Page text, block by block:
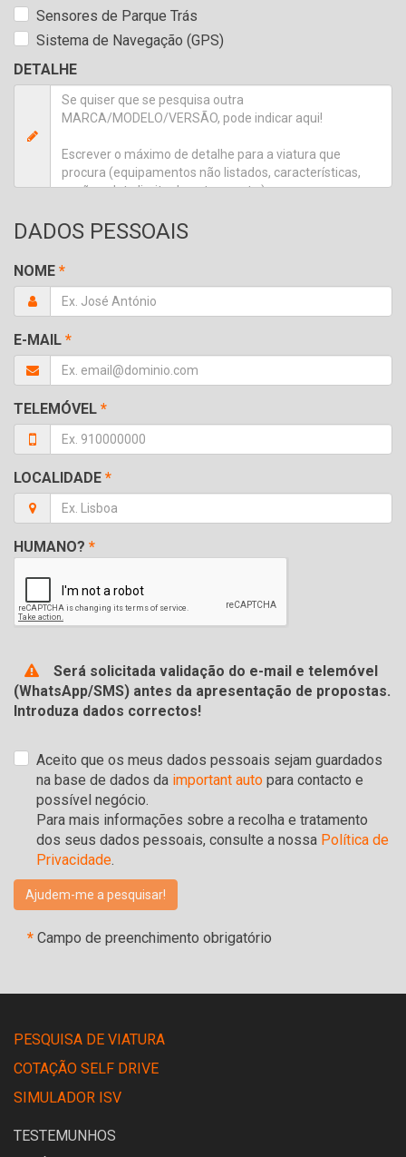
Sensores de Parque Trás
Sistema de Navegação (GPS)
DETALHE
DADOS PESSOAIS
NOME *
E-MAIL *
TELEMÓVEL *
LOCALIDADE *
HUMANO? *
Será solicitada validação do e-mail e telemóvel
(WhatsApp/SMS) antes da apresentação de propostas.
Introduza dados correctos!
Aceito que os meus dados pessoais sejam guardados
na base de dados da important auto para contacto e
possível negócio.
Para mais informações sobre a recolha e tratamento
dos seus dados pessoais, consulte a nossa Política de
Privacidade.
* Campo de preenchimento obrigatório
PESQUISA DE VIATURA
COTAÇÃO SELF DRIVE
SIMULADOR ISV
TESTEMUNHOS